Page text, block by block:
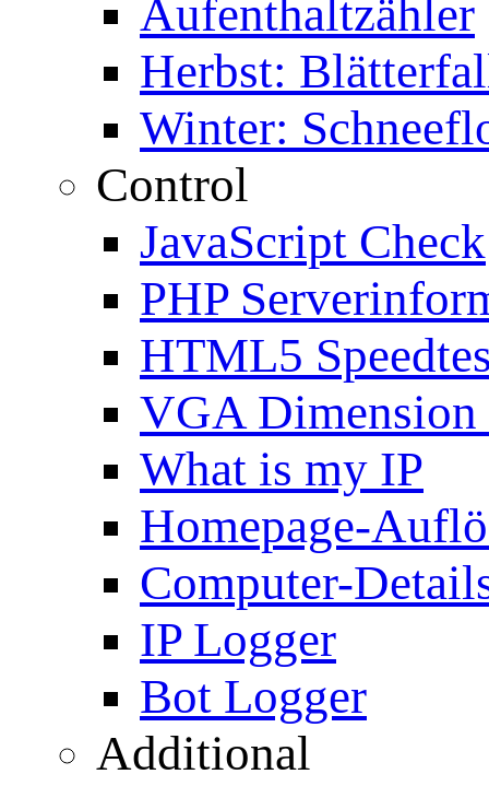
Aufenthaltzähler
Herbst:
Winter:
Control
JavaScript Check
PHP
HTML5
VGA Dimension
What is my IP
Homepage-
Computer-
IP Logger
Bot Logger
Additional